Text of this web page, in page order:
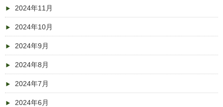
2024年11月
2024年10月
2024年9月
2024年8月
2024年7月
2024年6月